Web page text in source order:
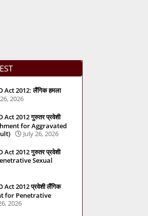
Act 2012: लैंगिक हमला
2026
2012 गुरुतर प्रवेशी
for Aggravated
July 26, 2026
2012 गुरुतर प्रवेशी
Sexual
2012 प्रवेशी लैंगिक
for Penetrative
2026